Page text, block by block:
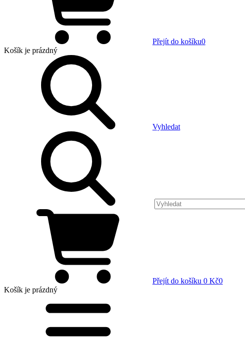
Přejít do košíku0
Košík je prázdný
Vyhledat
Přejít do košíku 0 Kč0
Košík je prázdný